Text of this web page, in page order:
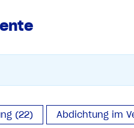
(22) Abdichtung im